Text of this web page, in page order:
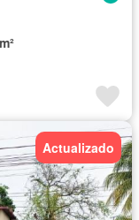
Actualizado